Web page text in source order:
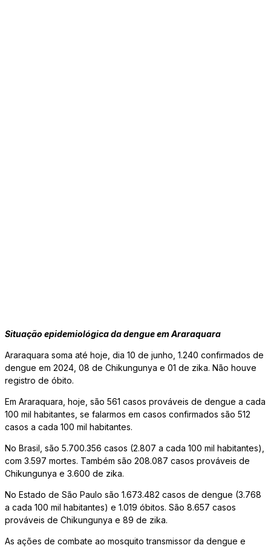
Situação epidemiológica da dengue em Araraquara
Araraquara soma até hoje, dia 10 de junho, 1.240 confirmados de
dengue em 2024, 08 de Chikungunya e 01 de zika. Não houve
registro de óbito.
Em Araraquara, hoje, são 561 casos prováveis de dengue a cada
100 mil habitantes, se falarmos em casos confirmados são 512
casos a cada 100 mil habitantes.
No Brasil, são 5.700.356 casos (2.807 a cada 100 mil habitantes),
com 3.597 mortes. Também são 208.087 casos prováveis de
Chikungunya e 3.600 de zika.
No Estado de São Paulo são 1.673.482 casos de dengue (3.768
a cada 100 mil habitantes) e 1.019 óbitos. São 8.657 casos
prováveis de Chikungunya e 89 de zika.
As ações de combate ao mosquito transmissor da dengue e